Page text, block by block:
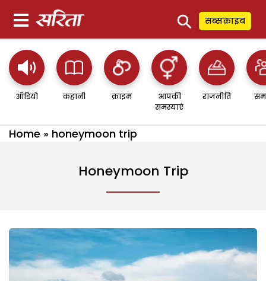
⚲ सब्सक्राइब
ऑडियो कहानी क्राइम
आपकी
समस्याएं
राजनीति
Home » honeymoon trip
Honeymoon Trip